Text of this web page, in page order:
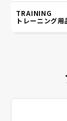
TRAINING
トレーニング用